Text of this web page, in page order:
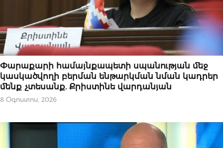
ՀՐԱՊԱՐԱԿԱԽՈՍՈՒԹՅՈՒՆ
Փարաքարի համայնքապետի սպանության մեջ
կասկածվողի բերման ենթարկման նման կադրեր
մենք չտեսանք. Քրիստինե վարդանյան
8 Օգոստոս, 2026